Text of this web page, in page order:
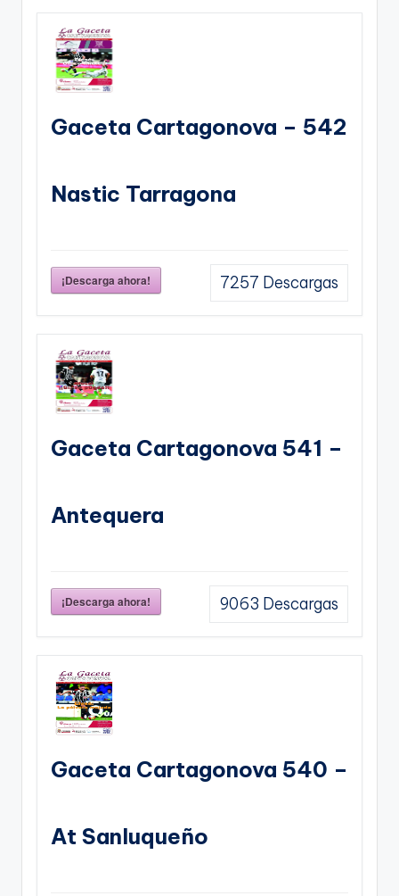
Gaceta Cartagonova – 542
Nastic Tarragona
¡Descarga ahora! 7257 Descargas
Gaceta Cartagonova 541 –
Antequera
¡Descarga ahora! 9063 Descargas
Gaceta Cartagonova 540 –
At Sanluqueño